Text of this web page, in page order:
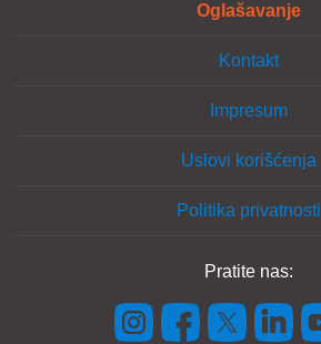
Oglašavanje
Kontakt
Impresum
Uslovi korišćenja
Politika privatnosti
Pratite nas: